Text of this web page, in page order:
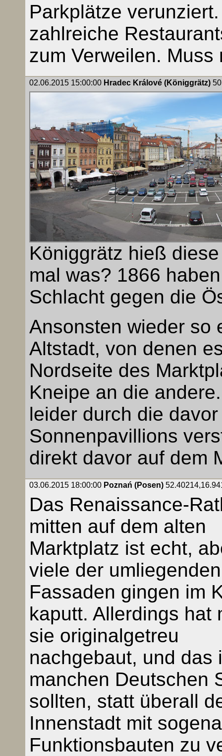
Parkplätze
zahlreiche
zum Verweilen.
02.06.2015 15:00:00 Hradec Králové (Königgrätz)
Königgrätz hieß
mal was? 1866
Schlacht gegen die
Ansonsten wieder so
Altstadt, von denen
Nordseite des
Kneipe an die
leider durch die
Sonnenpavillions
direkt davor auf dem
03.06.2015 18:00:00 Poznań (Posen)
Das Renaissance-
mitten auf dem alten
Marktplatz ist echt,
viele der umliegenden
Fassaden gingen im
kaputt. Allerdings hat
sie originalgetreu
nachgebaut, und das
manchen Deutschen
sollten, statt überall
Innenstadt mit
Funktionsbauten zu